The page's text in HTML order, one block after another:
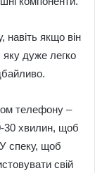
якщо він
дуже легко
телефону –
30 хвилин, щоб
У спеку, щоб
свій